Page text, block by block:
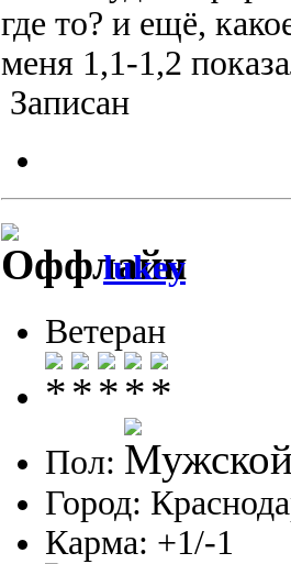
где то? и ещё,
меня 1,1-1,2
Записан
lukey
Ветеран
Пол:
Город:
Карма: +1/-1